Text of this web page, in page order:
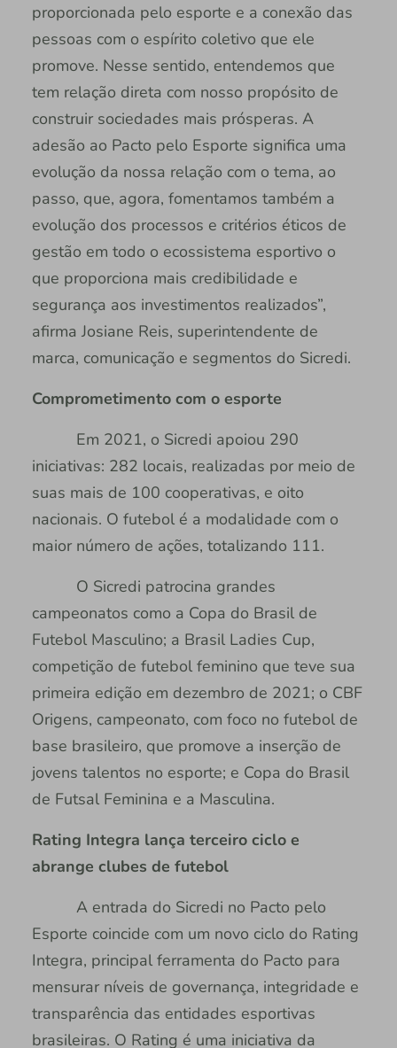
proporcionada pelo esporte e a conexão das
pessoas com o espírito coletivo que ele
promove. Nesse sentido, entendemos que
tem relação direta com nosso propósito de
construir sociedades mais prósperas. A
adesão ao Pacto pelo Esporte significa uma
evolução da nossa relação com o tema, ao
passo, que, agora, fomentamos também a
evolução dos processos e critérios éticos de
gestão em todo o ecossistema esportivo o
que proporciona mais credibilidade e
segurança aos investimentos realizados”,
afirma Josiane Reis, superintendente de
marca, comunicação e segmentos do Sicredi.
Comprometimento com o esporte
Em 2021, o Sicredi apoiou 290
iniciativas: 282 locais, realizadas por meio de
suas mais de 100 cooperativas, e oito
nacionais. O futebol é a modalidade com o
maior número de ações, totalizando 111.
O Sicredi patrocina grandes
campeonatos como a Copa do Brasil de
Futebol Masculino; a Brasil Ladies Cup,
competição de futebol feminino que teve sua
primeira edição em dezembro de 2021; o CBF
Origens, campeonato, com foco no futebol de
base brasileiro, que promove a inserção de
jovens talentos no esporte; e Copa do Brasil
de Futsal Feminina e a Masculina.
Rating Integra lança terceiro ciclo e
abrange clubes de futebol
A entrada do Sicredi no Pacto pelo
Esporte coincide com um novo ciclo do Rating
Integra, principal ferramenta do Pacto para
mensurar níveis de governança, integridade e
transparência das entidades esportivas
brasileiras. O Rating é uma iniciativa da